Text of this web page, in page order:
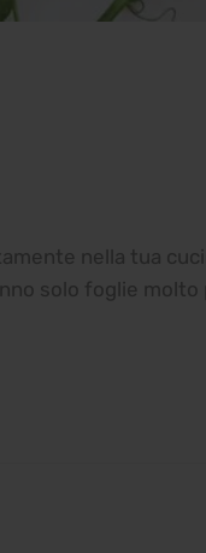
nella tua
solo foglie molto